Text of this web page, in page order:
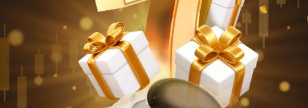
Қазақша
Nederlands
Yorùbá
Igbo
Hausa
Afrikaans
Тоҷикӣ
Azərbaycan
Ўзбекча
ქართული
اردو